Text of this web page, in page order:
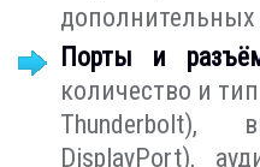
дополнительных
Порты и
количество и
Thunderbolt),
DisplayPort),